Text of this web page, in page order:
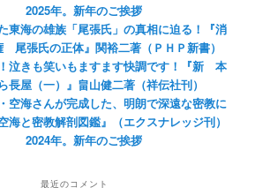
2025年。新年のご挨拶
東海の雄族「尾張氏」の真相に迫る！『消
尾張氏の正体』関裕二著（ＰＨＰ新書）
泣きも笑いもますます快調です！『新 本
長屋（一）』畠山健二著（祥伝社刊）
空海さんが完成した、明朗で深遠な密教に
海と密教解剖図鑑』（エクスナレッジ刊）
2024年。新年のご挨拶
最近のコメント